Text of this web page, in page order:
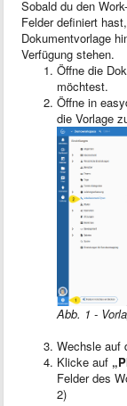
Sobald du den
Felder definiert
Dokumentvorlage
Verfügung stehen.
Öffne die
möchtest.
Öffne in
die Vorlage
Abb. 1 -
Wechsle auf
Klicke auf
Felder des
2)